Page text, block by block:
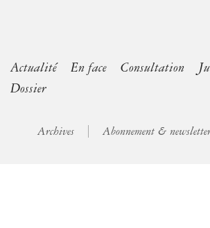
s
Actualité En face Consultation
Dossier
Archives Abonnement &